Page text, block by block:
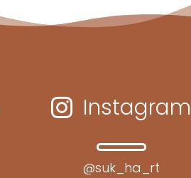
 Instagram
@suk_ha_rt